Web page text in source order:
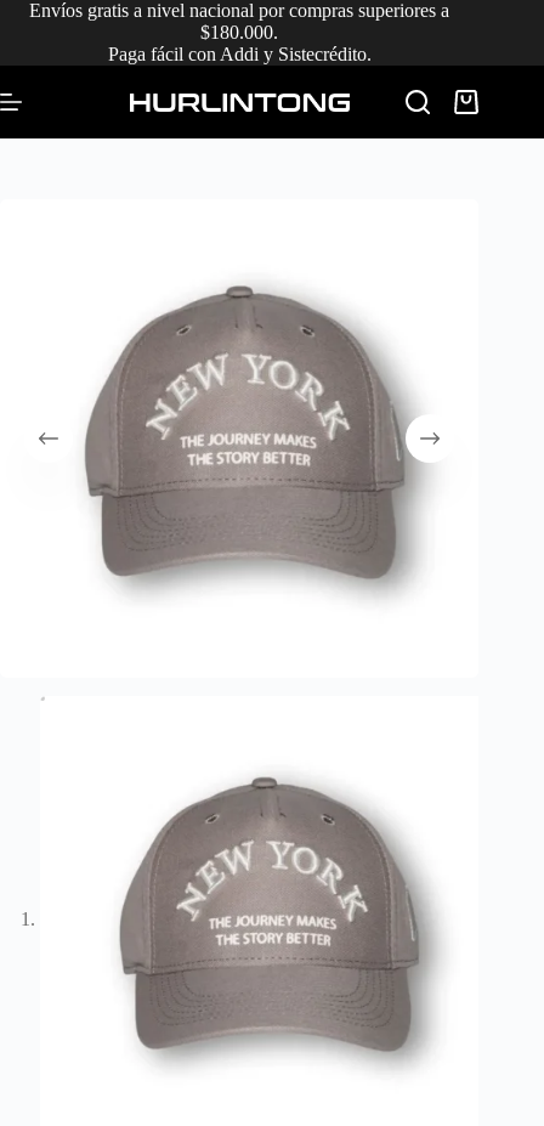
SaltarEnvíos gratis a nivel nacional por compras superiores a
$180.000.
Paga fácil con Addi y Sistecrédito.
Carro
de
compra